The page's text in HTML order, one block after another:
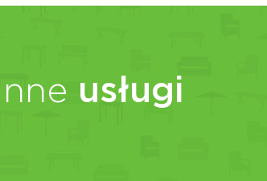
Inne usługi